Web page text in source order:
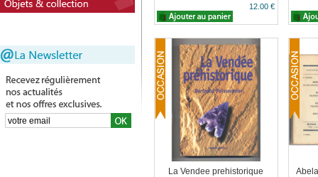
12.00 €
La Vendee prehistorique